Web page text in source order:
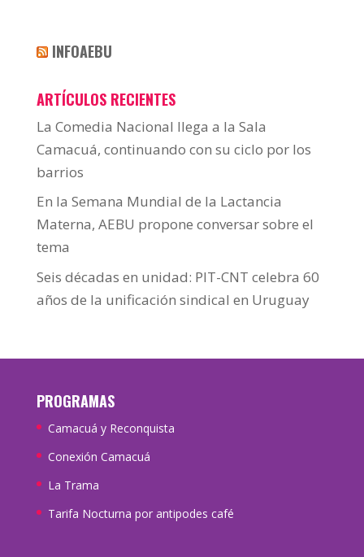
INFOAEBU
ARTÍCULOS RECIENTES
La Comedia Nacional llega a la Sala
Camacuá, continuando con su ciclo por los
barrios
En la Semana Mundial de la Lactancia
Materna, AEBU propone conversar sobre el
tema
Seis décadas en unidad: PIT-CNT celebra 60
años de la unificación sindical en Uruguay
PROGRAMAS
Camacuá y Reconquista
Conexión Camacuá
La Trama
Tarifa Nocturna por antipodes café